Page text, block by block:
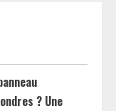
? Une